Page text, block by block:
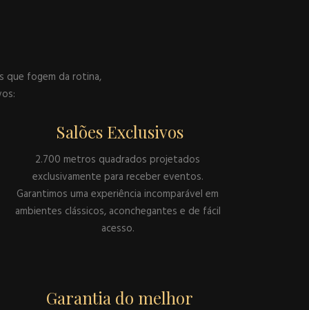
que fogem da rotina,
Salões Exclusivos
2.700 metros quadrados projetados
exclusivamente para receber eventos.
Garantimos uma experiência incomparável em
ambientes clássicos, aconchegantes e de fácil
acesso.
Garantia do melhor